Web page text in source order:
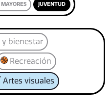
JUVENTUD
y bienestar
Recreación
Artes visuales